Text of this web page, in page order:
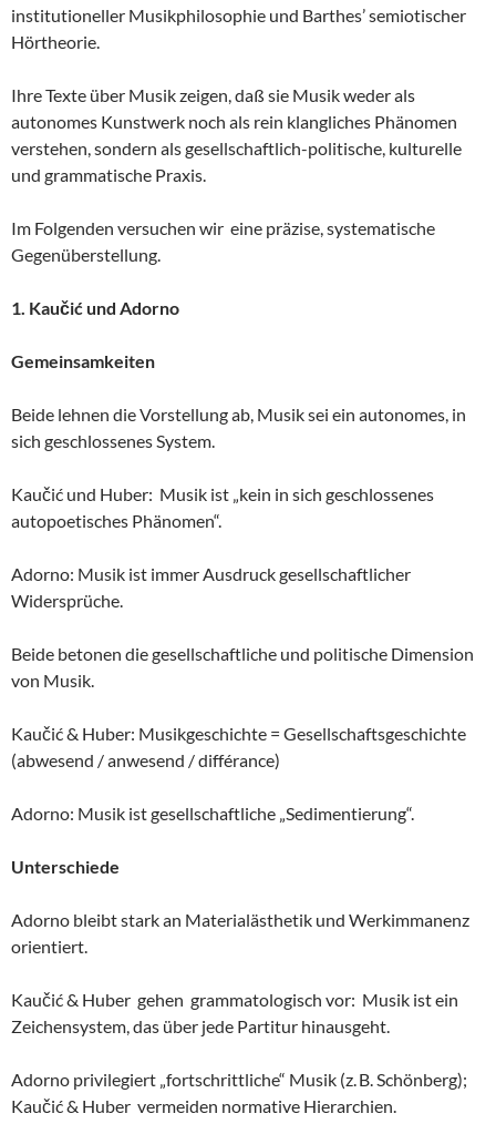
institutioneller Musikphilosophie und Barthes’ semiotischer
Hörtheorie.
Ihre Texte über Musik zeigen, daß sie Musik weder als
autonomes Kunstwerk noch als rein klangliches Phänomen
verstehen, sondern als gesellschaftlich-politische, kulturelle
und grammatische Praxis.
Im Folgenden versuchen wir eine präzise, systematische
Gegenüberstellung.
1. Kaučić und Adorno
Gemeinsamkeiten
Beide lehnen die Vorstellung ab, Musik sei ein autonomes, in
sich geschlossenes System.
Kaučić und Huber: Musik ist „kein in sich geschlossenes
autopoetisches Phänomen“.
Adorno: Musik ist immer Ausdruck gesellschaftlicher
Widersprüche.
Beide betonen die gesellschaftliche und politische Dimension
von Musik.
Kaučić & Huber: Musikgeschichte = Gesellschaftsgeschichte
(abwesend / anwesend / différance)
Adorno: Musik ist gesellschaftliche „Sedimentierung“.
Unterschiede
Adorno bleibt stark an Materialästhetik und Werkimmanenz
orientiert.
Kaučić & Huber gehen grammatologisch vor: Musik ist ein
Zeichensystem, das über jede Partitur hinausgeht.
Adorno privilegiert „fortschrittliche“ Musik (z. B. Schönberg);
Kaučić & Huber vermeiden normative Hierarchien.